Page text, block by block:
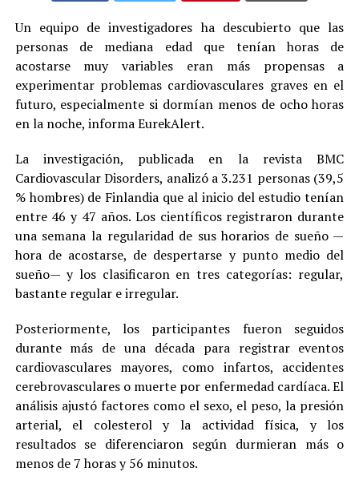
Un equipo de investigadores ha descubierto que las
personas de mediana edad que tenían horas de
acostarse muy variables eran más propensas a
experimentar problemas cardiovasculares graves en el
futuro, especialmente si dormían menos de ocho horas
en la noche, informa EurekAlert.
La investigación, publicada en la revista BMC
Cardiovascular Disorders, analizó a 3.231 personas (39,5
% hombres) de Finlandia que al inicio del estudio tenían
entre 46 y 47 años. Los científicos registraron durante
una semana la regularidad de sus horarios de sueño —
hora de acostarse, de despertarse y punto medio del
sueño— y los clasificaron en tres categorías: regular,
bastante regular e irregular.
Posteriormente, los participantes fueron seguidos
durante más de una década para registrar eventos
cardiovasculares mayores, como infartos, accidentes
cerebrovasculares o muerte por enfermedad cardíaca. El
análisis ajustó factores como el sexo, el peso, la presión
arterial, el colesterol y la actividad física, y los
resultados se diferenciaron según durmieran más o
menos de 7 horas y 56 minutos.